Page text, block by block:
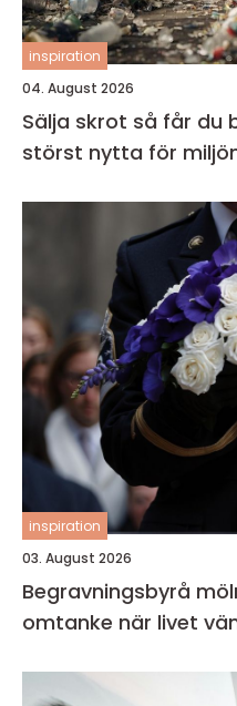
inspiration
04. August 2026
Sälja skrot så får du bäst betalt och gör
störst nytta för
inspiration
03. August 2026
Begravningsbyrå mölndal stöd,
omtanke när livet